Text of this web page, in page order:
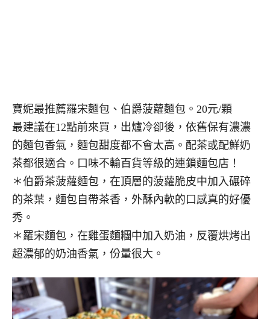
寶妮最推薦羅宋麵包、伯爵菠蘿麵包。20元/顆
最建議在12點前來買，出爐冷卻後，依舊保有濃濃
的麵包香氣，麵包甜度都不會太高。配茶或配鮮奶
茶都很適合。口味不輸百貨等級的連鎖麵包店！
＊伯爵茶菠蘿麵包，在頂層的菠蘿脆皮中加入碾碎
的茶葉，麵包自帶茶香，外酥內軟的口感真的好優
秀。
＊羅宋麵包，在雞蛋麵糰中加入奶油，反覆烘烤出
超濃郁的奶油香氣，份量很大。